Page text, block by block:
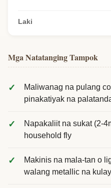
Laki
Mga Natatanging Tampok
Maliwanag na pulang
pinakatiyak na
Napakaliit na sukat (2-
household fly
Makinis na mala-tan o
walang metallic na kulay